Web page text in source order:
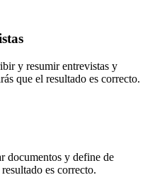
y resumir entrevistas y
que el resultado es correcto.
documentos y define de
es correcto.